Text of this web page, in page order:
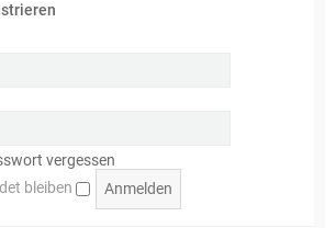
vergessen
bleiben